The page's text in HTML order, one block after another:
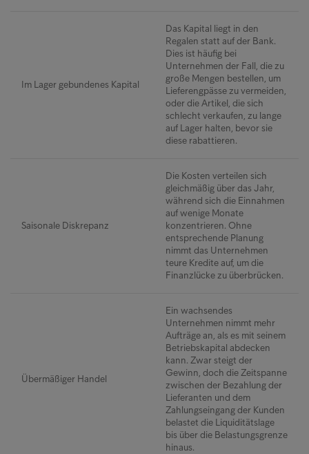
Im Lager gebundenes Kapital
Das Kapital liegt in den
Regalen statt auf der Bank.
Dies ist häufig bei
Unternehmen der Fall, die zu
große Mengen bestellen, um
Lieferengpässe zu vermeiden,
oder die Artikel, die sich
schlecht verkaufen, zu lange
auf Lager halten, bevor sie
diese rabattieren.
Saisonale Diskrepanz
Die Kosten verteilen sich
gleichmäßig über das Jahr,
während sich die Einnahmen
auf wenige Monate
konzentrieren. Ohne
entsprechende Planung
nimmt das Unternehmen
teure Kredite auf, um die
Finanzlücke zu überbrücken.
Übermäßiger Handel
Ein wachsendes
Unternehmen nimmt mehr
Aufträge an, als es mit seinem
Betriebskapital abdecken
kann. Zwar steigt der
Gewinn, doch die Zeitspanne
zwischen der Bezahlung der
Lieferanten und dem
Zahlungseingang der Kunden
belastet die Liquiditätslage
bis über die Belastungsgrenze
hinaus.